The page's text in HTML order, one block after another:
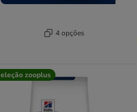
4 opções
zooplus